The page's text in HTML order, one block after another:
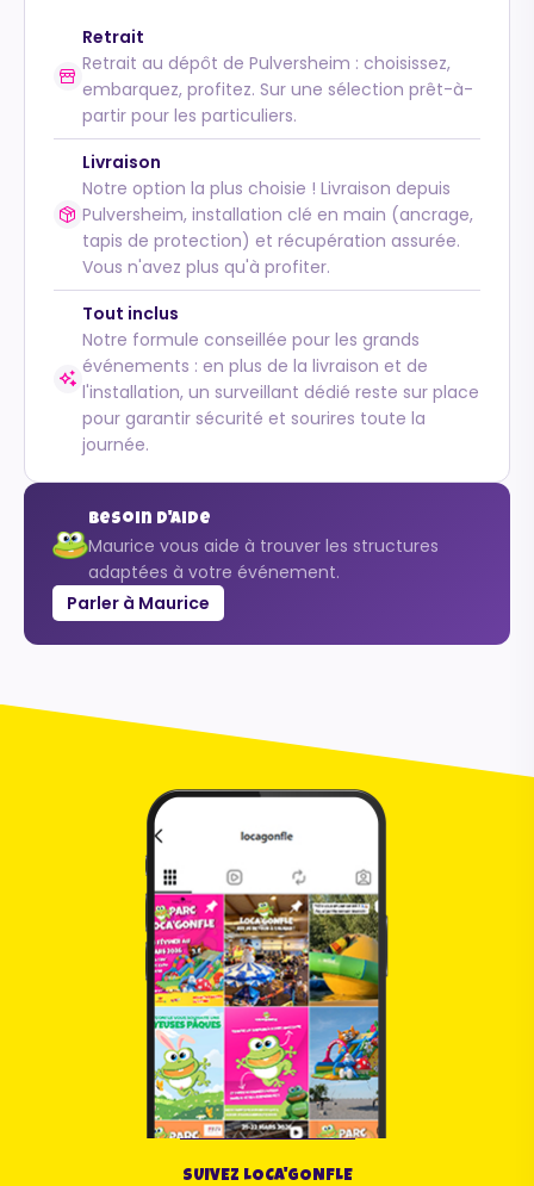
Retrait
Retrait au dépôt de Pulversheim : choisissez,
embarquez, profitez. Sur une sélection prêt-à-
partir pour les particuliers.
Livraison
Notre option la plus choisie ! Livraison depuis
Pulversheim, installation clé en main (ancrage,
tapis de protection) et récupération assurée.
Vous n'avez plus qu'à profiter.
Tout inclus
Notre formule conseillée pour les grands
événements : en plus de la livraison et de
l'installation, un surveillant dédié reste sur place
pour garantir sécurité et sourires toute la
journée.
Besoin d'aide
Maurice vous aide à trouver les structures
adaptées à votre événement.
Parler à Maurice
SUIVEZ LOCA'GONFLE